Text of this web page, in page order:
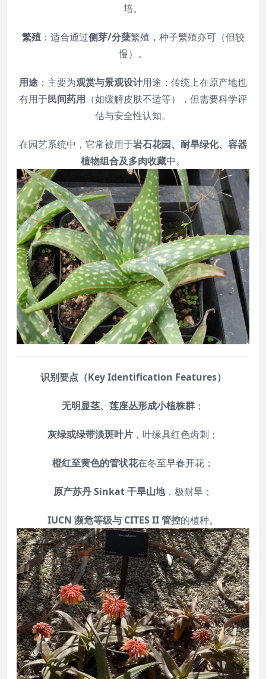
培。
繁殖：适合通过侧芽/分蘖繁殖，种子繁殖亦可（但较
慢）。
用途 ：主要为观赏与景观设计用途；传统上在原产地也
有用于民间药用 （如缓解皮肤不适等），但需要科学评
估与安全性认知。
在园艺系统中，它常被用于岩石花园、耐旱绿化、容器
植物组合及多肉收藏中。
识别要点（Key Identification Features）
无明显茎、莲座丛形成小植株群 ；
灰绿或绿带淡斑叶片 ，叶缘具红色齿刺；
橙红至黄色的管状花在冬至早春开花；
原产苏丹 Sinkat 干旱山地，极耐旱；
IUCN 濒危等级与 CITES II 管控的植种。